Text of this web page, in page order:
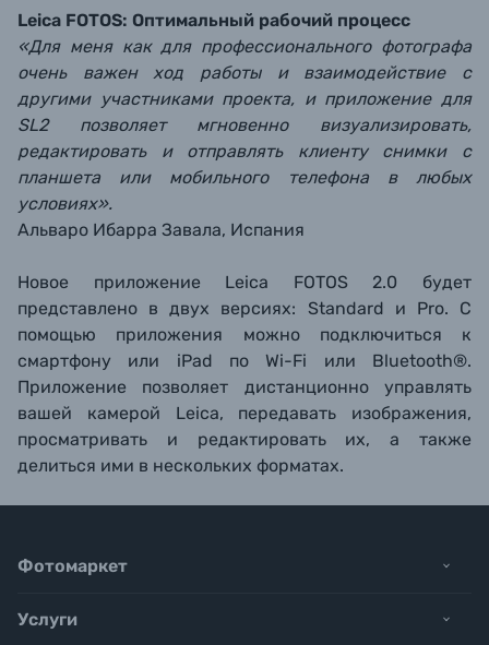
Leica FOTOS: Оптимальный рабочий процесс
«Для меня как для профессионального фотографа
очень важен ход работы и взаимодействие с
другими участниками проекта, и приложение для
SL2 позволяет мгновенно визуализировать,
редактировать и отправлять клиенту снимки с
планшета или мобильного телефона в любых
условиях».
Альваро Ибарра Завала, Испания
Новое приложение Leica FOTOS 2.0 будет
представлено в двух версиях: Standard и Pro. С
помощью приложения можно подключиться к
смартфону или iPad по Wi-Fi или Bluetooth®.
Приложение позволяет дистанционно управлять
вашей камерой Leica, передавать изображения,
просматривать и редактировать их, а также
делиться ими в нескольких форматах.
Фотомаркет
Услуги